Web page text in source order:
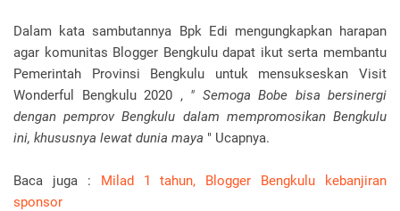
Dalam kata sambutannya Bpk Edi mengungkapkan harapan
agar komunitas Blogger Bengkulu dapat ikut serta membantu
Pemerintah Provinsi Bengkulu untuk mensukseskan Visit
Wonderful Bengkulu 2020 ," Semoga Bobe bisa bersinergi
dengan pemprov Bengkulu dalam mempromosikan Bengkulu
ini, khususnya lewat dunia maya " Ucapnya.
Baca juga : Milad 1 tahun, Blogger Bengkulu kebanjiran
sponsor